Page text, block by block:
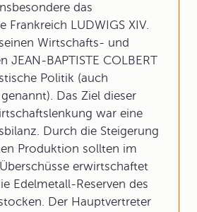
das
Frankreich LUDWIGS XIV.
Wirtschafts- und
JEAN-BAPTISTE COLBERT
Politik (auch
Das Ziel dieser
war eine
Durch die Steigerung
Produktion sollten im
erwirtschaftet
Edelmetall-Reserven des
Der Hauptvertreter